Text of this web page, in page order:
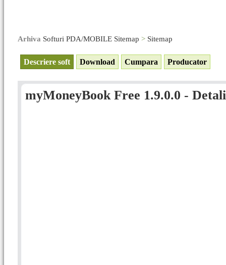
Arhiva Softuri PDA/MOBILE Sitemap > Sitemap
Descriere soft Download Cumpara Producator
myMoneyBook Free 1.9.0.0 -